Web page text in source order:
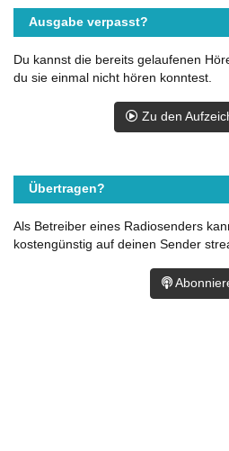
Ausgabe verpasst?
Du kannst die bereits gelaufenen
du sie einmal nicht hören konntest.
Zu den
Übertragen?
Als Betreiber eines Radiosenders
kostengünstig auf deinen Sender